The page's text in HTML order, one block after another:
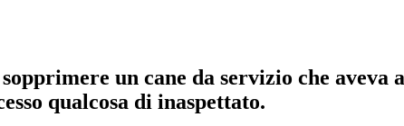
un cane da servizio che
qualcosa di inaspettato.